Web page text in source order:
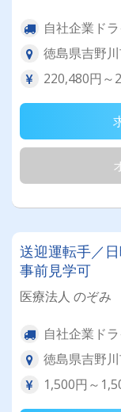
自社企業ド
徳島県吉野
220,480円～
送迎運転手／
事前見学可
医療法人 のぞみ
自社企業ド
徳島県吉野
1,500円～